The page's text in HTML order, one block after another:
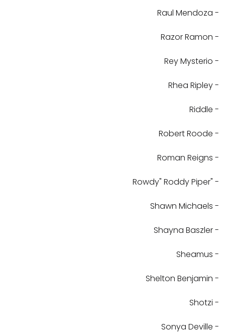
- Raul Mendoza
- Razor Ramon
- Rey Mysterio
- Rhea Ripley
- Riddle
- Robert Roode
- Roman Reigns
- "Rowdy" Roddy Piper
- Shawn Michaels
- Shayna Baszler
- Sheamus
- Shelton Benjamin
- Shotzi
- Sonya Deville